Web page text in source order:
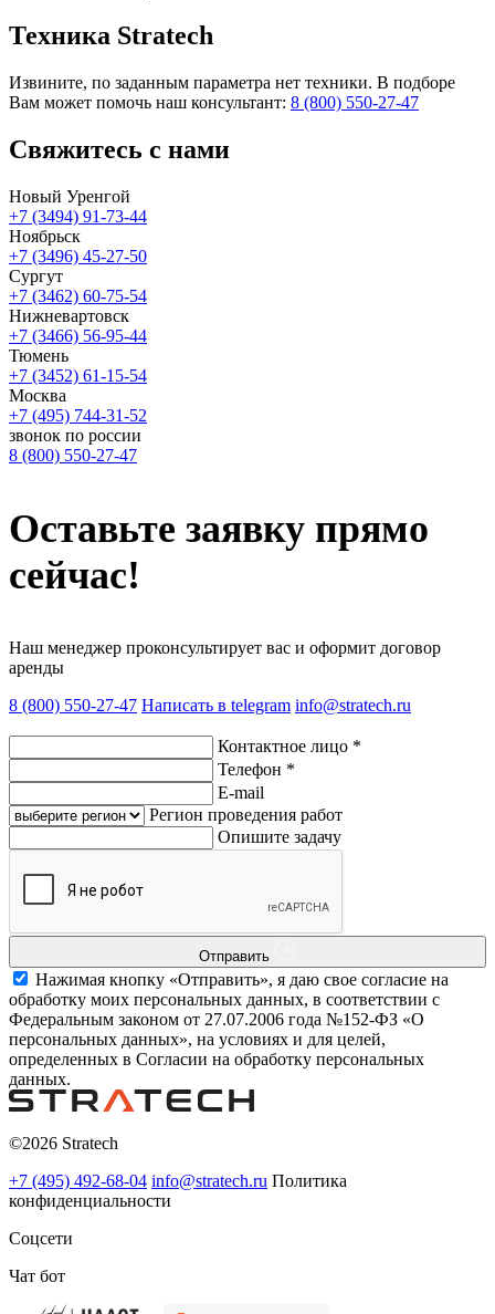
Техника Stratech
Извините, по заданным параметра нет техники. В подборе
Вам может помочь наш консультант: 8 (800) 550-27-47
Свяжитесь с нами
Новый Уренгой
+7 (3494) 91-73-44
Ноябрьск
+7 (3496) 45-27-50
Сургут
+7 (3462) 60-75-54
Нижневартовск
+7 (3466) 56-95-44
Тюмень
+7 (3452) 61-15-54
Москва
+7 (495) 744-31-52
звонок по россии
8 (800) 550-27-47
Оставьте заявку прямо
сейчас!
Наш менеджер проконсультирует вас и оформит договор
аренды
8 (800) 550-27-47 Написать в telegram info@stratech.ru
Контактное лицо *
Телефон *
E-mail
Регион проведения работ
Опишите задачу
Отправить
Нажимая кнопку «Отправить», я даю свое согласие на
обработку моих персональных данных, в соответствии с
Федеральным законом от 27.07.2006 года №152-ФЗ «О
персональных данных», на условиях и для целей,
определенных в Согласии на обработку персональных
данных.
©2026 Stratech
+7 (495) 492-68-04 info@stratech.ru Политика
конфиденциальности
Соцсети
Чат бот